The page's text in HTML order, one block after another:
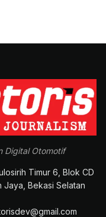
Digital Otomotif
Timur 6, Blok CD
Jaya, Bekasi Selatan